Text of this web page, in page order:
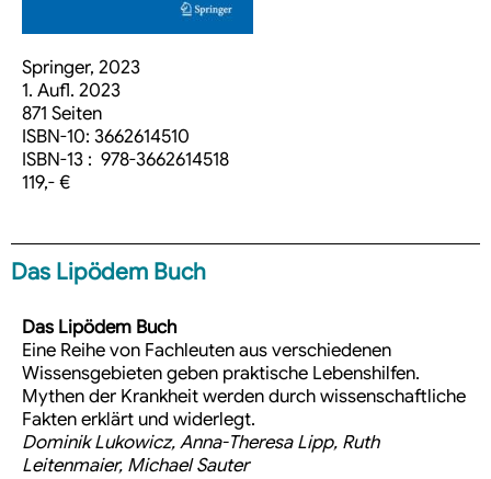
Springer, 2023
1. Aufl. 2023
871 Seiten
ISBN-10: 3662614510
ISBN-13 : ‎ 978-3662614518
119,- €
Das Lipödem Buch
Das Lipödem Buch
Eine Reihe von Fachleuten aus verschiedenen
Wissensgebieten geben praktische Lebenshilfen.
Mythen der Krankheit werden durch wissenschaftliche
Fakten erklärt und widerlegt.
Dominik Lukowicz, Anna-Theresa Lipp, Ruth
Leitenmaier, Michael Sauter